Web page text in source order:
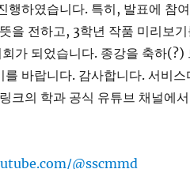
행하였습니다. 특히, 발표에 참
을 전하고, 3학년 작품 미리보
가 되었습니다. 종강을 축하
를 바랍니다. 감사합니다. 서비
크의 학과 공식 유튜브 채널에
@sscmmd